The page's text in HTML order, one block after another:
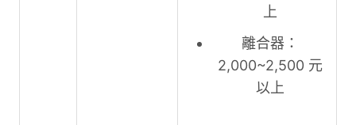
上
離合器：
2,000~2,500 元
以上